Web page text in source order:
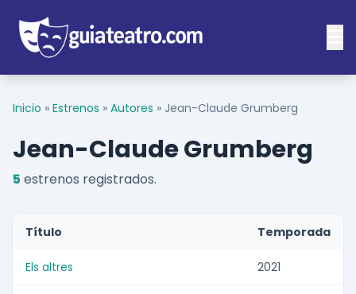
Inicio » Estrenos » Autores » Jean-Claude Grumberg
Jean-Claude Grumberg
5 estrenos registrados.
Título Temporada
Els altres 2021